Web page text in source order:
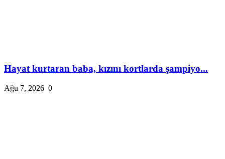
Hayat kurtaran baba, kızını kortlarda şampiyo...
Ağu 7, 2026 0